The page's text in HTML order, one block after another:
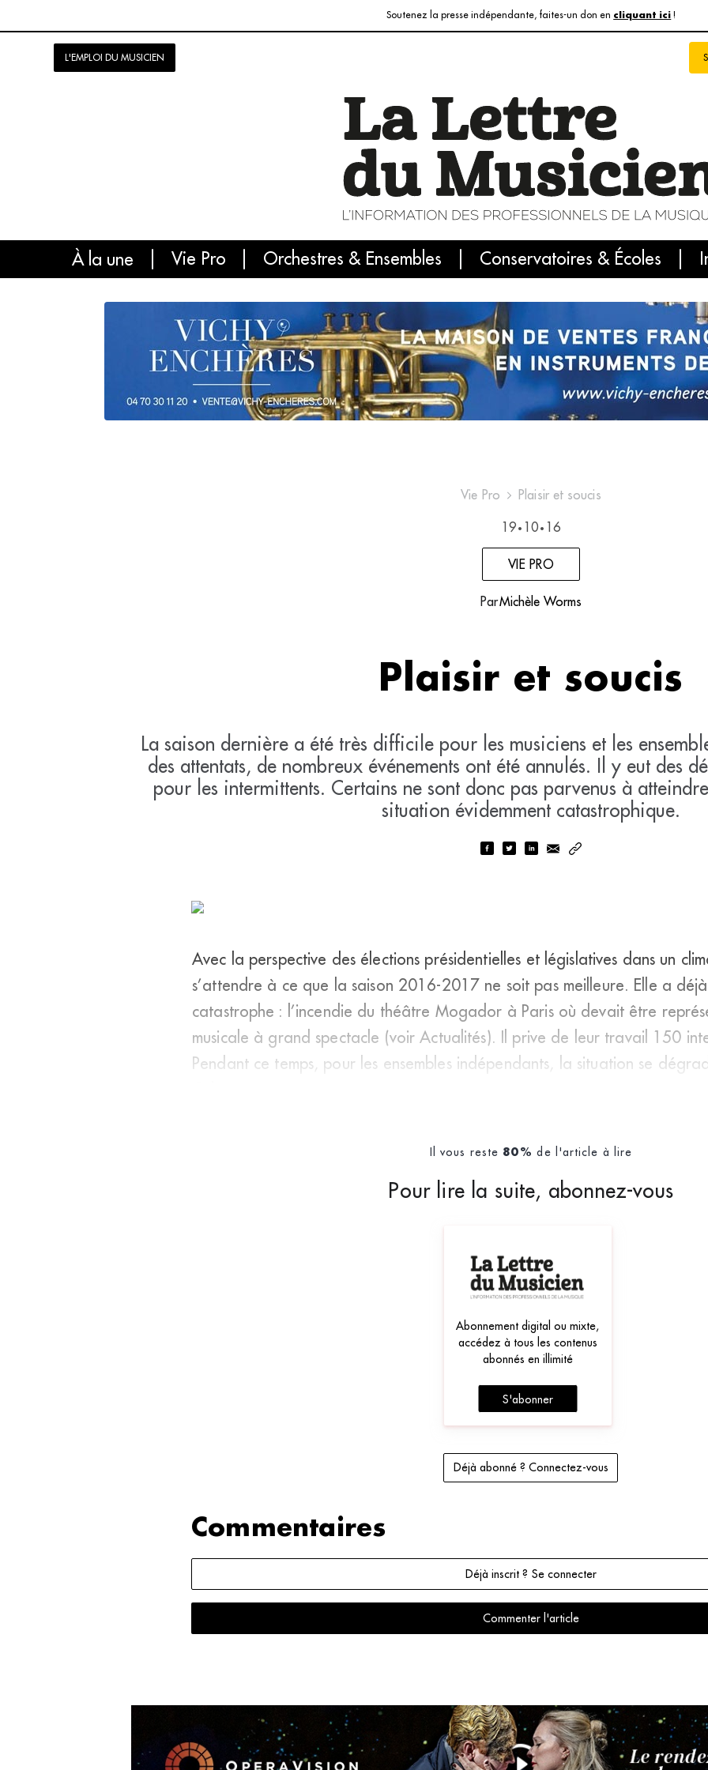
Soutenez la presse indépendante, faites-un don en cliquant ici !
L'EMPLOI DU MUSICIEN
À la une Vie Pro Orchestres & Ensembles Conservatoires & Écoles
L'info du jour Le numéro du mois
Vie Pro Plaisir et soucis
19 • 10 • 16
VIE PRO
ParMichèle Worms
Plaisir et soucis
La saison dernière a été très difficile pour les musiciens et les
des attentats, de nombreux événements ont été annulés. Il y eut des
pour les intermittents. Certains ne sont donc pas parvenus à
situation évidemment catastrophique.
Avec la perspective des élections présidentielles et législatives dans un
s’attendre à ce que la saison 2016-2017 ne soit pas meilleure. Elle a
catastrophe : l’incendie du théâtre Mogador à Paris où devait être
musicale à grand spectacle (voir Actualités). Il prive de leur travail 150
Pendant ce temps, pour les ensembles indépendants, la situation se
Il vous reste 80% de l'article à lire
Pour lire la suite, abonnez-vous
Abonnement digital ou mixte,
accédez à tous les contenus
abonnés en illimité
S'abonner
Déjà abonné ? Connectez-vous
Commentaires
Déjà inscrit ? Se connecter
Commenter l'article